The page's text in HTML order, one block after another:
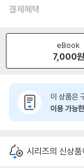
결제혜택
eBook
7,000원
이 상품은
이용 가능
시리즈의 신상